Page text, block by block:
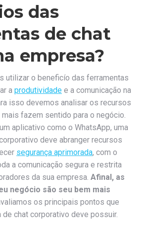
das
de chat
empresa?
utilizar o beneficío das ferramentas
a produtividade e a comunicação na
isso devemos analisar os recursos
fazem sentido para o negócio.
aplicativo como o WhatsApp, uma
deve abranger recursos
segurança aprimorada, com o
a comunicação segura e restrita
da sua empresa. Afinal, as
negócio são seu bem mais
os principais pontos que
de chat corporativo deve possuir.